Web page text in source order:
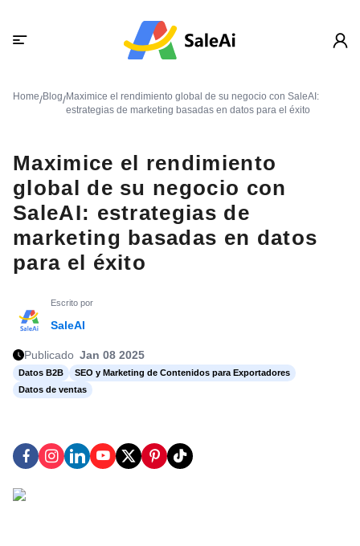
Home/Blog/Maximice el rendimiento global de su negocio con SaleAI:
estrategias de marketing basadas en datos para el éxito
Maximice el rendimiento
global de su negocio con
SaleAI: estrategias de
marketing basadas en datos
para el éxito
Escrito por
SaleAI
Publicado Jan 08 2025
Datos B2B
SEO y Marketing de Contenidos para Exportadores
Datos de ventas